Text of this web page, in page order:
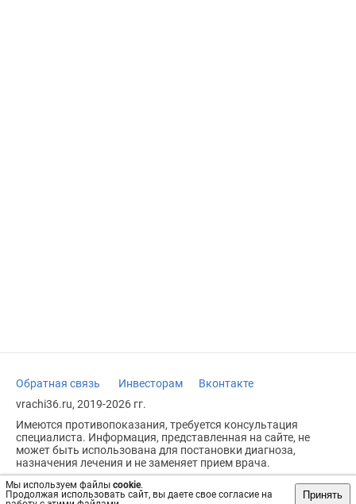
Мы используем файлы cookie.
Продолжая использовать сайт, вы даете свое согласие на
Принять
Обратная связь Инвесторам
Вконтакте
vrachi36.ru, 2019-2026 гг.
Имеются противопоказания, требуется консультация
специалиста. Информация, представленная на сайте, не
может быть использована для постановки диагноза,
назначения лечения и не заменяет прием врача.
Возрастное ограничение: 18+